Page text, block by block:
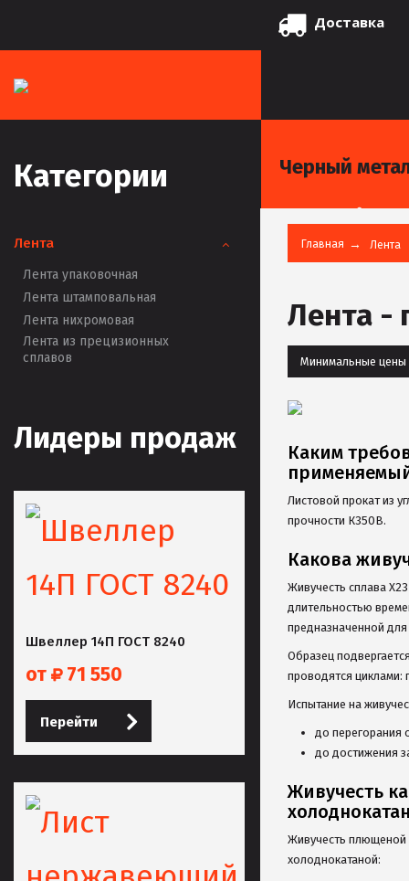
Доставка
Черный
Главная Лента
Лента -
Минимальные цены
Каким
Листовой прокат из
прочности К350В.
Какова
Живучесть сплава
длительностью
предназначенной для
Образец
проводятся циклами:
Испытание на
до перегорания
до достижения
Живучесть
Живучесть плющеной
холоднокатаной:
Категории
Лента
Лента упаковочная
Лента штамповальная
Лента нихромовая
Лента из прецизионных
сплавов
Лидеры продаж
Швеллер 14П ГОСТ 8240
от 71 550
Перейти